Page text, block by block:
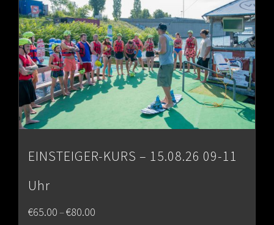
EINSTEIGER-KURS – 15.08.26 09-11
Uhr
€65.00–€80.00